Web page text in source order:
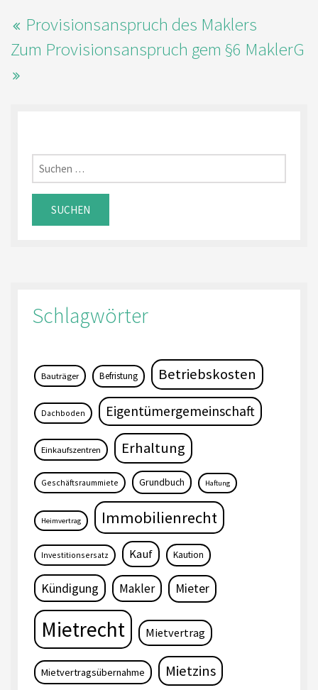
Provisionsanspruch des Maklers
Zum Provisionsanspruch gem §6 MaklerG
Suchen
nach:
Schlagwörter
Bauträger Befristung Betriebskosten
Dachboden Eigentümergemeinschaft
Einkaufszentren Erhaltung
Geschäftsraummiete Grundbuch Haftung
Heimvertrag Immobilienrecht
Investitionsersatz Kauf Kaution
Kündigung Makler Mieter
Mietrecht Mietvertrag
Mietvertragsübernahme Mietzins